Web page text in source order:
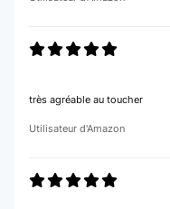
très agréable au toucher
Utilisateur d'Amazon